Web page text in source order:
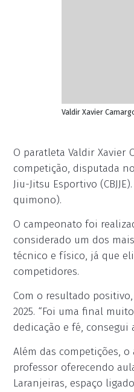
Valdir Xavier
O paratleta Valdir Xavier
competição, disputada
Jiu-Jitsu Esportivo
quimono).
O campeonato foi
considerado um dos
técnico e físico, já que
competidores.
Com o resultado
2025. “Foi uma final
dedicação e fé,
Além das competições,
professor oferecendo
Laranjeiras, espaço